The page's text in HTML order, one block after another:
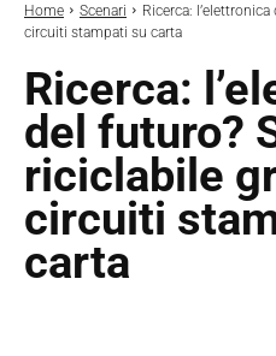
Home Scenari
Ricerca:
circuiti stampati su carta
Ricerca:
del futuro?
riciclabile
circuiti
carta